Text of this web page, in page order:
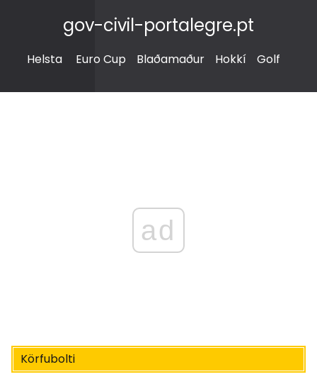
gov-civil-portalegre.pt
Helsta Euro Cup Blaðamaður Hokkí Golf
ad
Körfubolti